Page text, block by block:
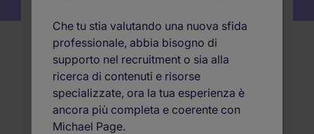
Aziende
Da 50 anni mettiamo in contatto aziende e
talenti che fanno la differenza, supportando
la crescita del business e delle carriere.
Selezione del personale
Che tu stia valutando una nuova sfida
professionale, abbia bisogno di
supporto nel recruitment o sia alla
ricerca di contenuti e risorse
specializzate, ora la tua esperienza è
ancora più completa e coerente con
Michael Page.